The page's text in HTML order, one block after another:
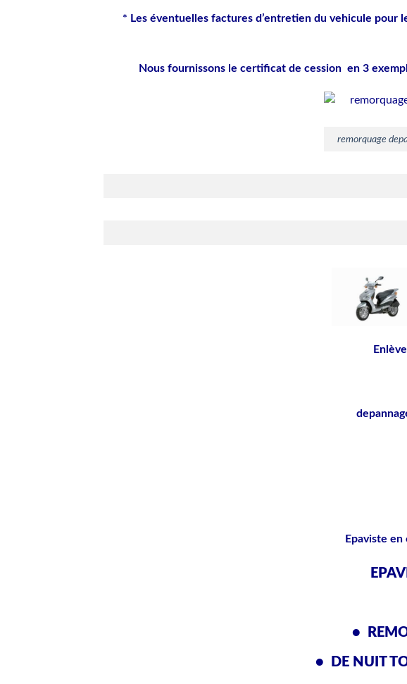
* Les éventuelles factures d’entretien du vehicule pour
Nous fournissons le certificat de cession en 3
remorquage
Epaviste
•
• DE NUIT